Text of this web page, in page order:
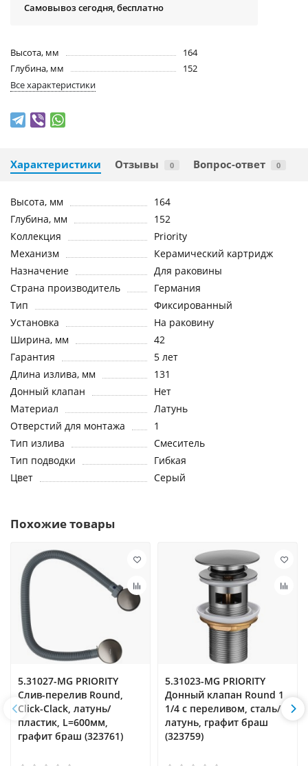
Самовывоз сегодня, бесплатно
Высота, мм
164
Глубина, мм
152
Все характеристики
Характеристики Отзывы 0 Вопрос-ответ 0
Высота, мм
164
Глубина, мм
152
Коллекция
Priority
Механизм
Керамический картридж
Назначение
Для раковины
Страна производитель
Германия
Тип
Фиксированный
Установка
На раковину
Ширина, мм
42
Гарантия
5 лет
Длина излива, мм
131
Донный клапан
Нет
Материал
Латунь
Отверстий для монтажа
1
Тип излива
Смеситель
Тип подводки
Гибкая
Цвет
Серый
Похожие товары
5.31027-MG PRIORITY
Слив-перелив Round,
Click-Clack, латунь/
пластик, L=600мм,
графит браш (323761)
5.31023-MG PRIORITY
Донный клапан Round 1
1/4 с переливом, сталь/
латунь, графит браш
(323759)